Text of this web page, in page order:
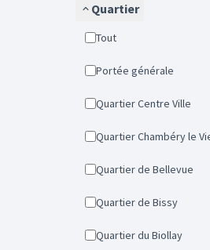
Quartier
Tout
Portée générale
Quartier Centre Ville
Quartier Chambéry le
Quartier de Bellevue
Quartier de Bissy
Quartier du Biollay